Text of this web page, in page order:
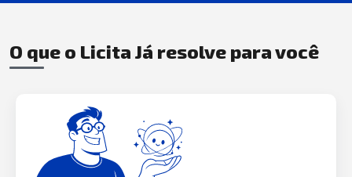
O que o Licita Já resolve para você